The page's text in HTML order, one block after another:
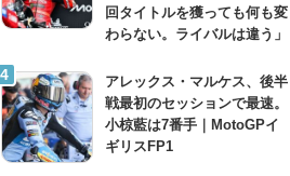
回タイトルを獲っても何も変
わらない。ライバルは違う」
アレックス・マルケス、後半
戦最初のセッションで最速。
小椋藍は7番手｜MotoGPイ
ギリスFP1